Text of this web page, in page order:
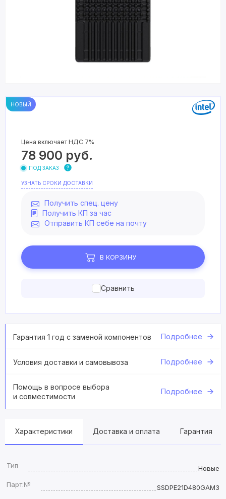
НОВЫЙ
Цена включает НДС 7%
78 900 руб.
ПОД ЗАКАЗ
УЗНАТЬ СРОКИ ДОСТАВКИ
Получить спец. цену
Получить КП за час
Отправить КП себе на почту
В КОРЗИНУ
Сравнить
Гарантия 1 год с заменой компонентов Подробнее
Условия доставки и самовывоза Подробнее
Помощь в вопросе выбора
и совместимости
Подробнее
Характеристики Доставка и оплата Гарантия
Тип
Новые
Парт.№
SSDPE21D480GAM3